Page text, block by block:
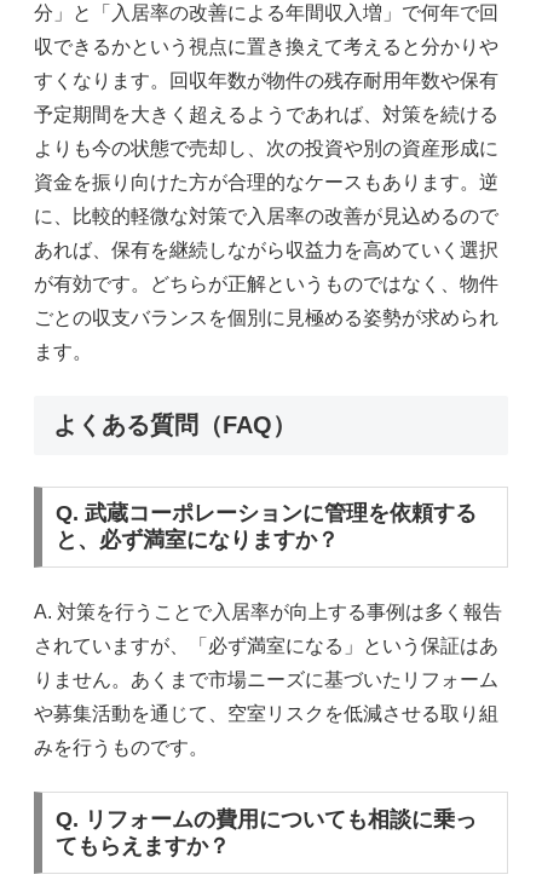
分」と「入居率の改善による年間収入増」で何年で回
収できるかという視点に置き換えて考えると分かりや
すくなります。回収年数が物件の残存耐用年数や保有
予定期間を大きく超えるようであれば、対策を続ける
よりも今の状態で売却し、次の投資や別の資産形成に
資金を振り向けた方が合理的なケースもあります。逆
に、比較的軽微な対策で入居率の改善が見込めるので
あれば、保有を継続しながら収益力を高めていく選択
が有効です。どちらが正解というものではなく、物件
ごとの収支バランスを個別に見極める姿勢が求められ
ます。
よくある質問（FAQ）
Q. 武蔵コーポレーションに管理を依頼する
と、必ず満室になりますか？
A. 対策を行うことで入居率が向上する事例は多く報告
されていますが、「必ず満室になる」という保証はあ
りません。あくまで市場ニーズに基づいたリフォーム
や募集活動を通じて、空室リスクを低減させる取り組
みを行うものです。
Q. リフォームの費用についても相談に乗っ
てもらえますか？